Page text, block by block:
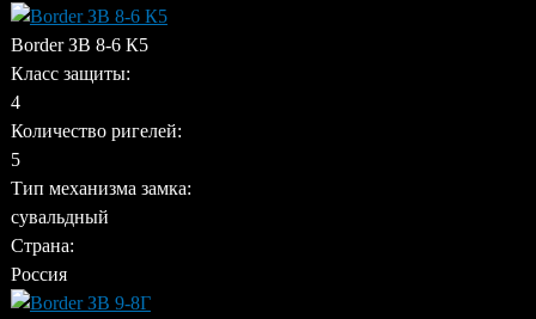
Border ЗВ 8-6 К5
Класс защиты:
4
Количество ригелей:
5
Тип механизма замка:
сувальдный
Страна:
Россия